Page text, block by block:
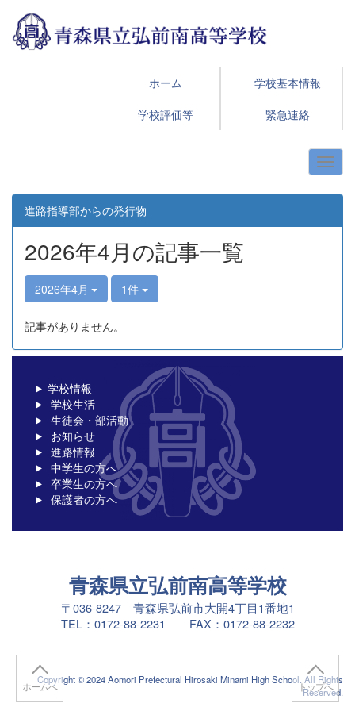
ホーム
学校基本情報
学校評価等
緊急連絡
進路指導部からの発行物
2026年4月の記事一覧
2026年4月 1件
記事がありません。
学校情報
学校生活
生徒会・部活動
お知らせ
進路情報
中学生の方へ
卒業生の方へ
保護者の方へ
青森県立弘前南高等学校
〒036-8247 青森県弘前市大開4丁目1番地1
TEL：0172-88-2231 FAX：0172-88-2232
Copyright © 2024 Aomori Prefectural Hirosaki Minami High School. All Rights
Reserved.
ホームへ トップへ